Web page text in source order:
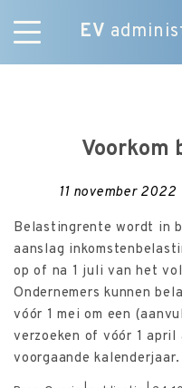
EV
Skip
Voorkom
11 november 2022
Belastingrente wordt in
aanslag
op of na 1 juli van het
Ondernemers kunnen
vóór 1 mei om een
verzoeken of vóór 1
voorgaande kalenderjaar.